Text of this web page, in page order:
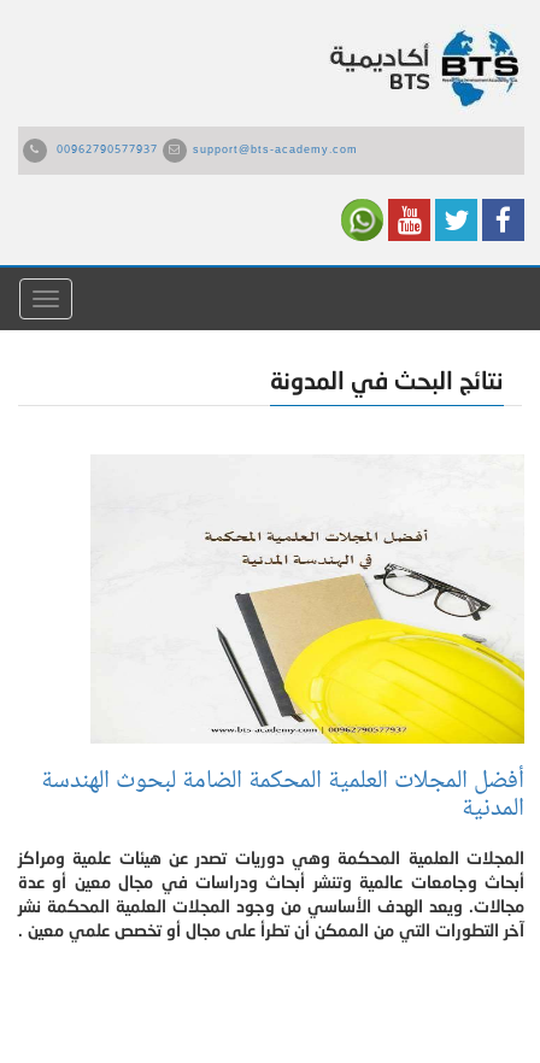
00962790577937 support@bts-academy.com
القائمة
نتائج البحث في المدونة
أفضل المجلات العلمية المحكمة الضامة لبحوث الهندسة
المدنية
المجلات العلمية المحكمة وهي دوريات تصدر عن هيئات علمية ومراكز
أبحاث وجامعات عالمية وتنشر أبحاث ودراسات في مجال معين أو عدة
مجالات. ويعد الهدف الأساسي من وجود المجلات العلمية المحكمة نشر
آخر التطورات التي من الممكن أن تطرأ على مجال أو تخصص علمي معين .